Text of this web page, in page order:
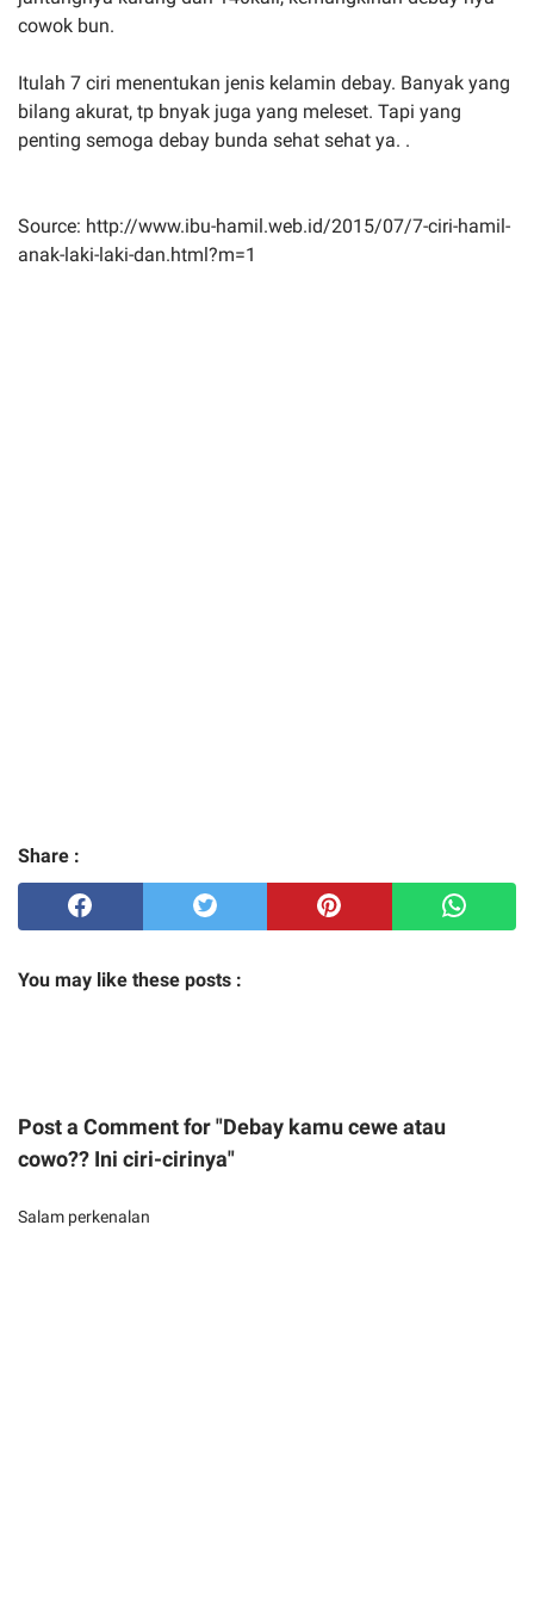
cowok bun.
Itulah 7 ciri menentukan jenis kelamin debay. Banyak yang
bilang akurat, tp bnyak juga yang meleset. Tapi yang
penting semoga debay bunda sehat sehat ya. .
Source: http://www.ibu-hamil.web.id/2015/07/7-ciri-hamil-
anak-laki-laki-dan.html?m=1
Share :
You may like these posts :
Post a Comment for "Debay kamu cewe atau
cowo?? Ini ciri-cirinya"
Salam perkenalan